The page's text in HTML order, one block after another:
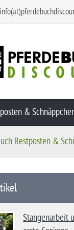
&
Restposten &
Stangenarbeit